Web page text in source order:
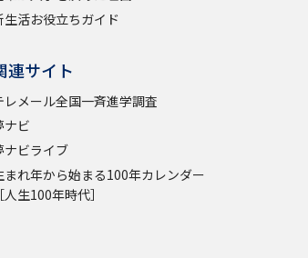
科書 夢ナビライブ
について
テレメール お支払いサイト
生活お役立ちガイド
連サイト
レメール全国一斉進学調査
ナビ
ナビライブ
まれ年から始まる100年カレンダー
［人生100年時代］